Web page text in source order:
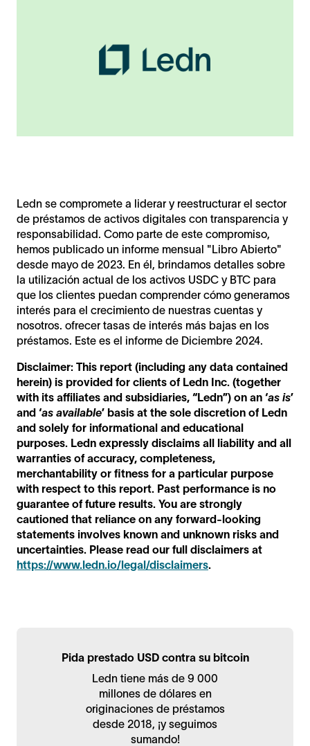
Pida prestado USD contra su bitcoin
Ledn tiene más de 9 000
millones de dólares en
originaciones de préstamos
desde 2018, ¡y seguimos
sumando!
Ledn se compromete a liderar y reestructurar el sector
de préstamos de activos digitales con transparencia y
responsabilidad. Como parte de este compromiso,
hemos publicado un informe mensual "Libro Abierto"
desde mayo de 2023. En él, brindamos detalles sobre
la utilización actual de los activos USDC y BTC para
que los clientes puedan comprender cómo generamos
interés para el crecimiento de nuestras cuentas y
nosotros. ofrecer tasas de interés más bajas en los
préstamos. Este es el informe de Diciembre 2024.
Disclaimer: This report (including any data contained
herein) is provided for clients of Ledn Inc. (together
with its affiliates and subsidiaries, “Ledn”) on an ‘as is’
and ‘as available’ basis at the sole discretion of Ledn
and solely for informational and educational
purposes. Ledn expressly disclaims all liability and all
warranties of accuracy, completeness,
merchantability or fitness for a particular purpose
with respect to this report. Past performance is no
guarantee of future results. You are strongly
cautioned that reliance on any forward-looking
statements involves known and unknown risks and
uncertainties. Please read our full disclaimers at
https://www.ledn.io/legal/disclaimers.